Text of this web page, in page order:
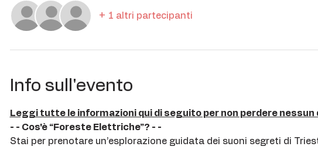
+ 1 altri partecipanti
Info sull'evento
Leggi tutte le informazioni qui di seguito per non perdere
- - Cos'è “Foreste Elettriche”? - -
Stai per prenotare un’esplorazione guidata dei suoni segreti di